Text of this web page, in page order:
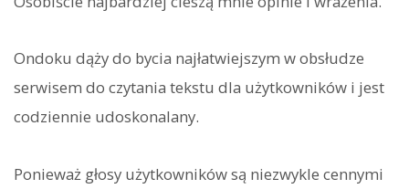
Ondoku dąży do bycia najłatwiejszym w obsłudze
serwisem do czytania tekstu dla użytkowników i jest
codziennie udoskonalany.
Ponieważ głosy użytkowników są niezwykle cennymi